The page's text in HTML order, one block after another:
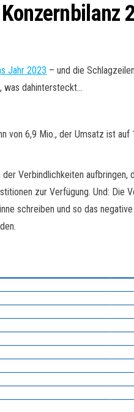
Jahr 2023 – und die
was dahintersteckt…
6,9 Mio., der Umsatz ist auf
Verbindlichkeiten
zur Verfügung. Und: Die
schreiben und so das